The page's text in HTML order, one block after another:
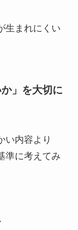
生まれにくい
」を大切に
い内容より
準に考えてみ